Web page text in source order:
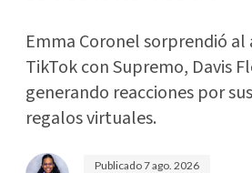
Emma Coronel sorprendió al
TikTok con Supremo, Davis
generando reacciones por
regalos virtuales.
Publicado7 ago. 2026